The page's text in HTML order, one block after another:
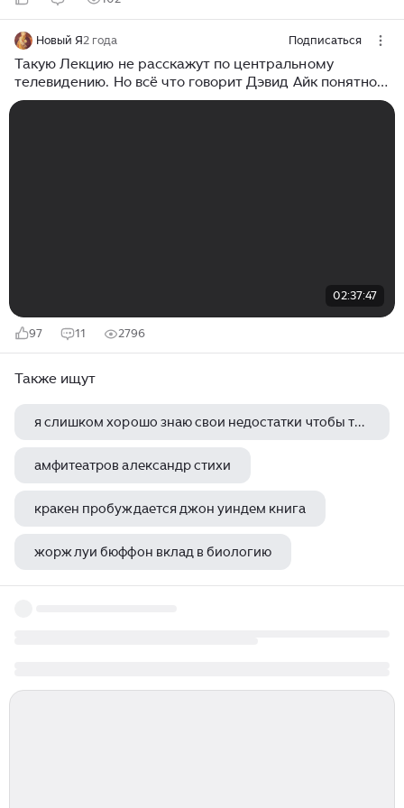
Новый Я2 года Подписаться
Такую Лекцию не расскажут по центральному
телевидению. Но всё что говорит Дэвид Айк понятно и
в то же время невероятно. Срочно пока доступно
02:37:47
97 11 2796
Также ищут
я слишком хорошо знаю свои недостатки чтобы требовать взаимной любви чарльз буковски
амфитеатров александр стихи
кракен пробуждается джон уиндем книга
жорж луи бюффон вклад в биологию